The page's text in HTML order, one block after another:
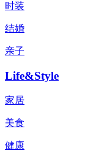
时装
结婚
亲子
Life&Style
家居
美食
健康